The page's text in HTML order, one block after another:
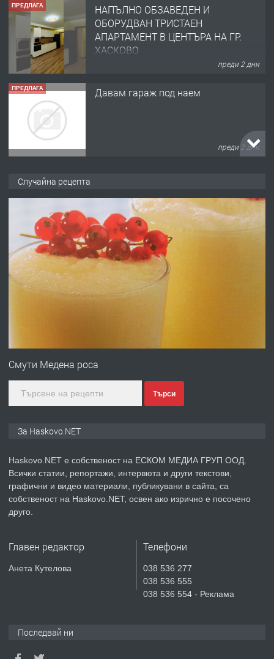
ПРЕДЛАГА
НАПЪЛНО ОБЗАВЕДЕН И
ОБОРУДВАН ТРИСТАЕН
АПАРТАМЕНТ В ЦЕНТЪРА НА ГР.
ХАСКОВО
преди 2 дни
ПРЕДЛАГА Давам гараж под наем
преди 2 дни
градската градина!
преди 2 дни
ПРЕДЛАГА
ПРОСТОРЕН ТРИСТАЕН
АПАРТАМЕНТ В НОВА СГРАДА КВ.
КУБА
асфалт 0889 537 426
преди 2 дни
ПРЕДЛАГА
№4119 Едностаен обзаведен
Къртене на бетон! Събаряне на
Случайна рецепта
Смути Медена роса
Търси
За Haskovo.NET
Haskovo.NET е собственост на ЕСКОМ МЕДИА ГРУП ООД.
Всички статии, репортажи, интервюта и други текстови,
графични и видео материали, публикувани в сайта, са
собственост на Haskovo.NET, освен ако изрично е посочено
друго.
Главен редактор
Анета Кутелова
Телефони
038 536 277
038 536 555
038 536 554 - Реклама
Последвай ни